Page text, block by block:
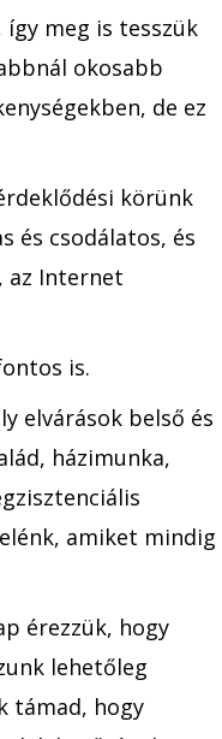
meg is tesszük
okosabb
de ez
körünk
és csodálatos, és
az Internet
is.
elvárások belső és
házimunka,
amiket mindig
érezzük, hogy
lehetőleg
támad, hogy